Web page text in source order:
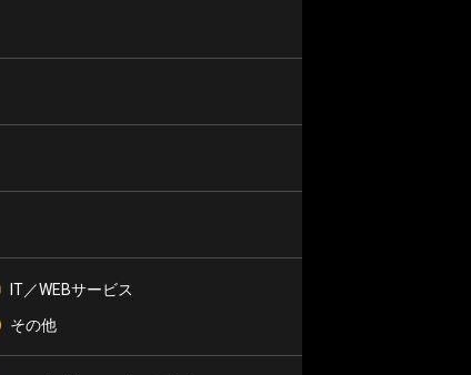
IT／WEBサービス
その他